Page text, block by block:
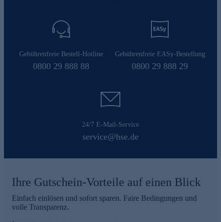
Gebührenfreie Bestell-Hotline
0800 29 888 88
Gebührenfreie EASy-Bestellung
0800 29 888 29
24/7 E-Mail-Service
service@hse.de
Ihre Gutschein-Vorteile auf einen Blick
Einfach einlösen und sofort sparen. Faire Bedingungen und
volle Transparenz.